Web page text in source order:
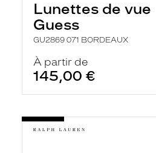
Lunettes de vue
Guess
GU2869 071 BORDEAUX
À partir de
145,00 €